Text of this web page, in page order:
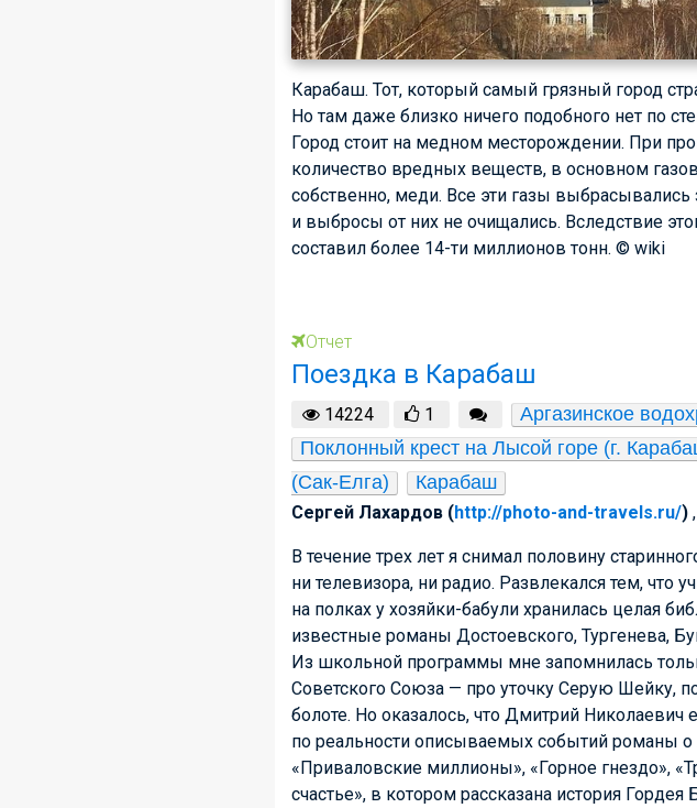
Карабаш. Тот, который самый грязный город
Но там даже близко ничего подобного нет по
Город стоит на медном месторождении. При
количество вредных веществ, в основном
собственно, меди. Все эти газы выбрасывались
и выбросы от них не очищались. Вследствие
составил более 14-ти миллионов тонн. © wiki
Отчет
Поездка в Карабаш
14224 1 Аргазинское
Поклонный крест на Лысой горе (г.
(Сак-Елга)
Карабаш
Сергей Лахардов (http://photo-and-travels.ru/)
В течение трех лет я снимал половину
ни телевизора, ни радио. Развлекался тем, что
на полках у хозяйки-бабули хранилась целая
известные романы Достоевского, Тургенева,
Из школьной программы мне запомнилась
Советского Союза — про уточку Серую Шейку,
болоте. Но оказалось, что Дмитрий
по реальности описываемых событий романы
«Приваловские миллионы», «Горное гнездо»,
счастье», в котором рассказана история